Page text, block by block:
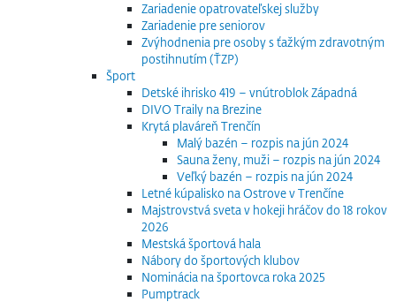
Zariadenie opatrovateľskej služby
Zariadenie pre seniorov
Zvýhodnenia pre osoby s ťažkým zdravotným
postihnutím (ŤZP)
Šport
Detské ihrisko 419 – vnútroblok Západná
DIVO Traily na Brezine
Krytá plaváreň Trenčín
Malý bazén – rozpis na jún 2024
Sauna ženy, muži – rozpis na jún 2024
Veľký bazén – rozpis na jún 2024
Letné kúpalisko na Ostrove v Trenčíne
Majstrovstvá sveta v hokeji hráčov do 18 rokov
2026
Mestská športová hala
Nábory do športových klubov
Nominácia na športovca roka 2025
Pumptrack